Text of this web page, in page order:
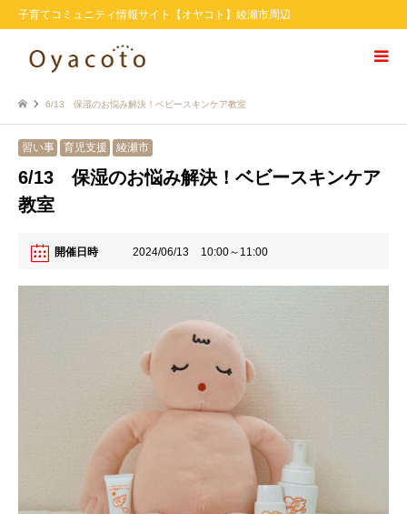
子育てコミュニティ情報サイト【オヤコト】綾瀬市周辺
6/13 保湿のお悩み解決！ベビースキンケア教室
習い事 育児支援 綾瀬市
6/13 保湿のお悩み解決！ベビースキンケア
教室
開催日時 2024/06/13 10:00～11:00